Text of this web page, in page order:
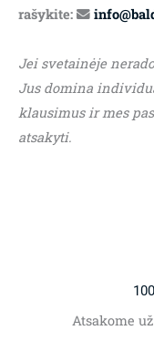
rašykite:
Jei svetainėje
Jus domina
klausimus ir mes
atsakyti.
Atsakome